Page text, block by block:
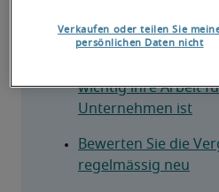
Bieten Sie
wichtig ihre Arbeit
Unternehmen ist
Bewerten Sie die
regelmässig neu
Verkaufen oder teilen Sie
persönlichen Daten nicht